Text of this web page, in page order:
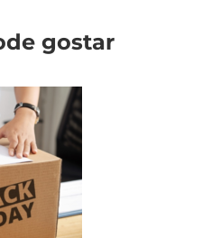
gostar